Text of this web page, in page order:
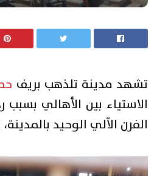
تشهد مدينة تلذهب بريف
الاستياء بين الأهالي بسبب
الفرن الآلي الوحيد